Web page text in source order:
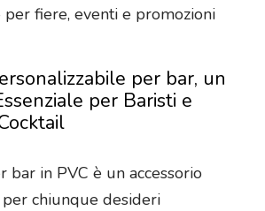
fiere, eventi e promozioni
per bar, un
per Baristi e
bar in PVC è un accessorio
chiunque desideri